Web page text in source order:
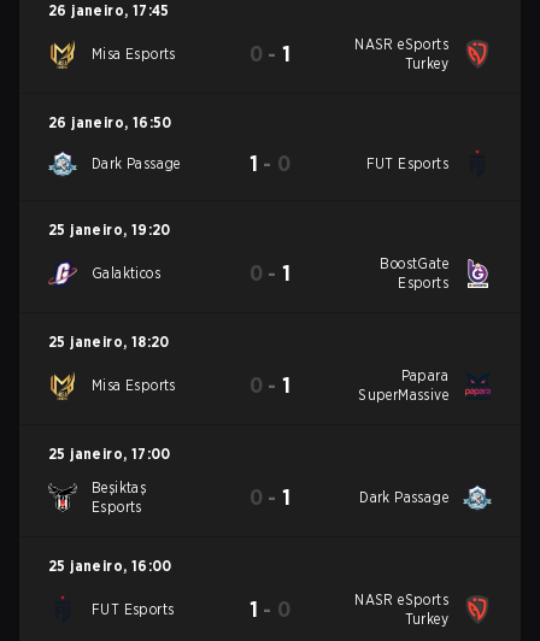
26 janeiro, 17:45
Misa Esports 0 -1
NASR eSports
Turkey
26 janeiro, 16:50
Dark Passage 1 - 0 FUT Esports
25 janeiro, 19:20
Galakticos 0 -1
BoostGate
Esports
25 janeiro, 18:20
Misa Esports 0 -1
Papara
SuperMassive
25 janeiro, 17:00
Beşiktaş
Esports
0 -1 Dark Passage
25 janeiro, 16:00
FUT Esports 1 - 0
NASR eSports
Turkey